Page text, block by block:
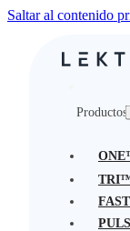
Saltar al contenido
Productos